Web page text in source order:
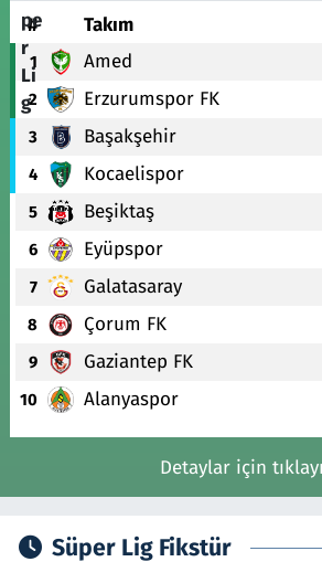
# Takım
1 Amed
2 Erzurumspor FK
3 Başakşehir
4 Kocaelispor
5 Beşiktaş
6 Eyüpspor
7 Galatasaray
8 Çorum FK
9 Gaziantep FK
10 Alanyaspor
Detaylar için
Süper Lig Fikstür